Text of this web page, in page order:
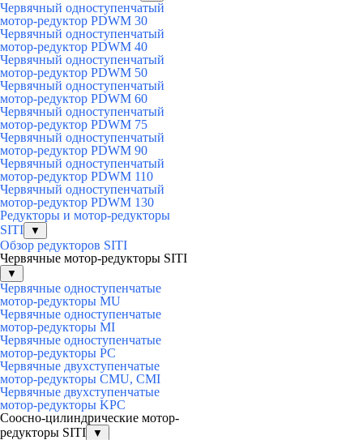
Червячный одноступенчатый
мотор-редуктор PDWM 30
Червячный одноступенчатый
мотор-редуктор PDWM 40
Червячный одноступенчатый
мотор-редуктор PDWM 50
Червячный одноступенчатый
мотор-редуктор PDWM 60
Червячный одноступенчатый
мотор-редуктор PDWM 75
Червячный одноступенчатый
мотор-редуктор PDWM 90
Червячный одноступенчатый
мотор-редуктор PDWM 110
Червячный одноступенчатый
мотор-редуктор PDWM 130
Редукторы и мотор-редукторы
SITI
▼
Обзор редукторов SITI
Червячные мотор-редукторы SITI
▼
Червячные одноступенчатые
мотор-редукторы MU
Червячные одноступенчатые
мотор-редукторы MI
Червячные одноступенчатые
мотор-редукторы PC
Червячные двухступенчатые
мотор-редукторы CMU, CMI
Червячные двухступенчатые
мотор-редукторы KPC
Соосно-цилиндрические мотор-
редукторы SITI
▼